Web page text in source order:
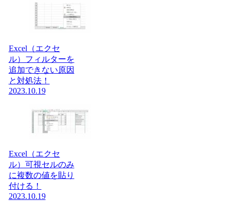
Excel（エクセ
ル）フィルターを
追加できない原因
と対処法！
2023.10.19
Excel（エクセ
ル）可視セルのみ
に複数の値を貼り
付ける！
2023.10.19